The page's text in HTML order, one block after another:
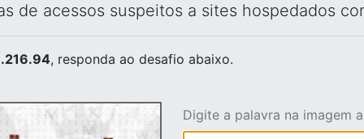
de acessos suspeitos a sites hospedados
, responda ao desafio abaixo.
Digite a palavra na imagem